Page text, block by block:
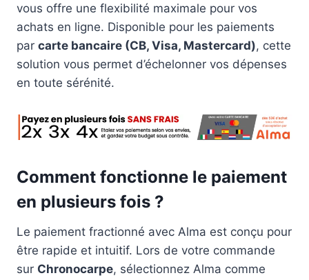
vous offre une flexibilité maximale pour vos
achats en ligne. Disponible pour les paiements
par carte bancaire (CB, Visa, Mastercard), cette
solution vous permet d’échelonner vos dépenses
en toute sérénité.
Comment fonctionne le paiement
en plusieurs fois ?
Le paiement fractionné avec Alma est conçu pour
être rapide et intuitif. Lors de votre commande
sur Chronocarpe, sélectionnez Alma comme